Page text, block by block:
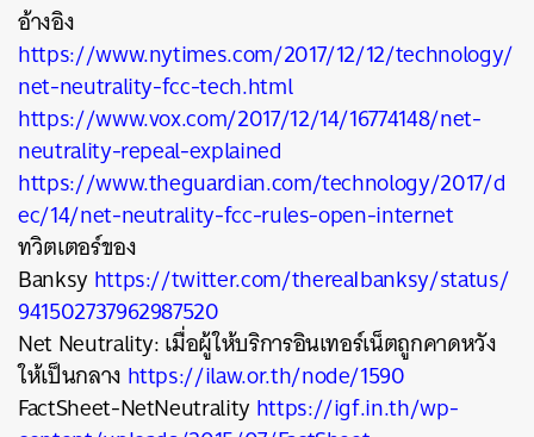
อ้างอิง
https://www.nytimes.com/2017/12/12/technology/
net-neutrality-fcc-tech.html
https://www.vox.com/2017/12/14/16774148/net-
neutrality-repeal-explained
https://www.theguardian.com/technology/2017/d
ec/14/net-neutrality-fcc-rules-open-internet
ทวิตเตอร์ของ
Banksy https://twitter.com/thereaIbanksy/status/
941502737962987520
Net Neutrality: เมื่อผู้ให้บริการอินเทอร์เน็ตถูกคาดหวัง
ให้เป็นกลาง https://ilaw.or.th/node/1590
FactSheet-NetNeutrality https://igf.in.th/wp-